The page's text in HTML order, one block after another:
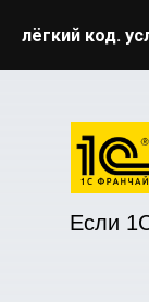
лёгкий код.
Если